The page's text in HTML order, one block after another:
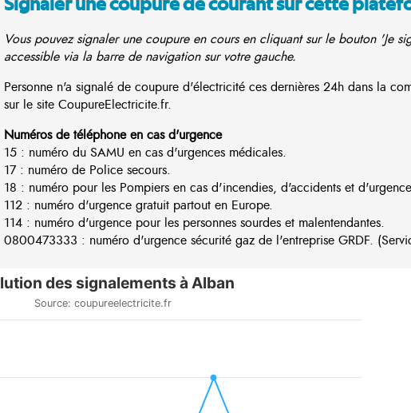
Signaler une coupure de courant sur cette
Vous pouvez signaler une coupure en cours en cliquant sur le bouton 'Je
accessible via la barre de navigation sur votre gauche.
Personne n'a signalé de coupure d'électricité ces dernières 24h dans la
sur le site CoupureElectricite.fr.
Numéros de téléphone en cas d'urgence
15 : numéro du SAMU en cas d'urgences médicales.
17 : numéro de Police secours.
18 : numéro pour les Pompiers en cas d'incendies, d'accidents et
112 : numéro d'urgence gratuit partout en Europe.
114 : numéro d'urgence pour les personnes sourdes et malentendantes.
0800473333 : numéro d'urgence sécurité gaz de l'entreprise GRDF.
des signalements à Alban
Source: coupureelectricite.fr